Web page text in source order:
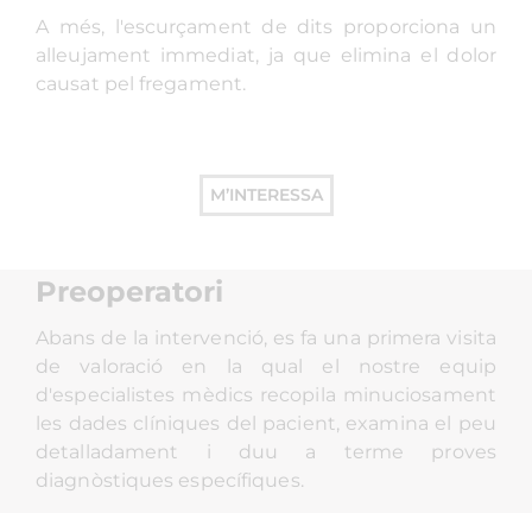
A més, l'escurçament de dits proporciona un
alleujament immediat, ja que elimina el dolor
causat pel fregament.
M’INTERESSA
Preoperatori
Abans de la intervenció, es fa una primera visita
de valoració en la qual el nostre equip
d'especialistes mèdics recopila minuciosament
les dades clíniques del pacient, examina el peu
detalladament i duu a terme proves
diagnòstiques específiques.